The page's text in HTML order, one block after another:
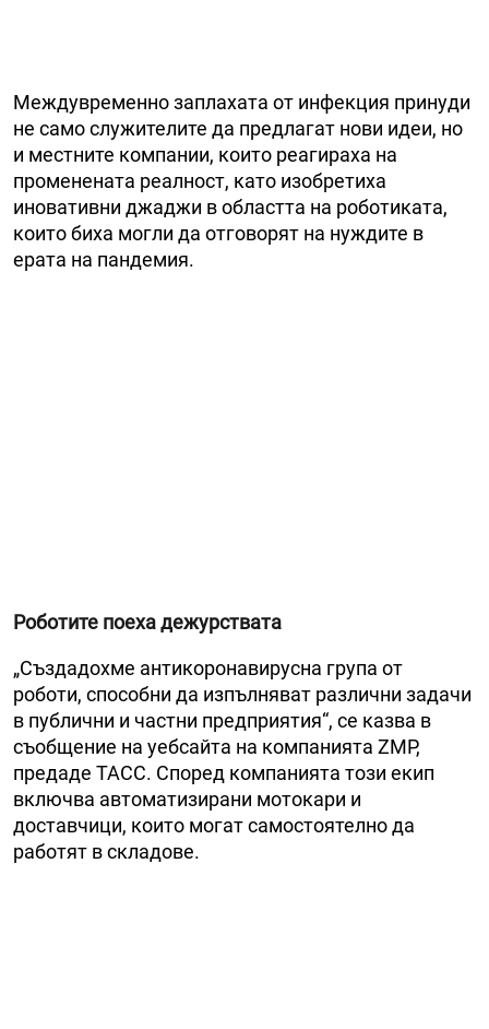
Междувременно заплахата от инфекция принуди
не само служителите да предлагат нови идеи, но
и местните компании, които реагираха на
променената реалност, като изобретиха
иновативни джаджи в областта на роботиката,
които биха могли да отговорят на нуждите в
ерата на пандемия.
Роботите поеха дежурствата
„Създадохме антикоронавирусна група от
роботи, способни да изпълняват различни задачи
в публични и частни предприятия“, се казва в
съобщение на уебсайта на компанията ZMP,
предаде ТАСС. Според компанията този екип
включва автоматизирани мотокари и
доставчици, които могат самостоятелно да
работят в складове.